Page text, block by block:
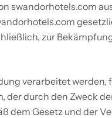
swandorhotels.com
zur
verarbeitet werden,
der durch den Zweck
dem Gesetz und der